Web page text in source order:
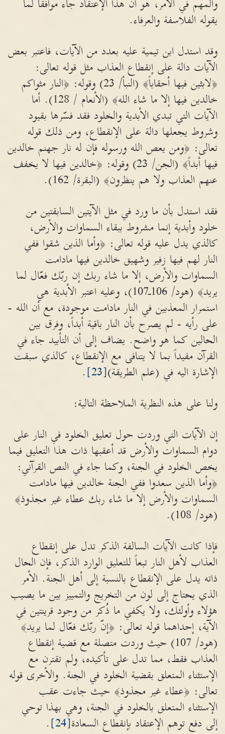
والمهم في الأمر، هو أن هذا الإعتقاد جاء موافقاً لما
يقوله الفلاسفة والعرفاء.
وقد استدل ابن تيمية عليه بعدد من الآيات، فاعتبر بعض
الآيات دالة على إنقطاع العذاب مثل قوله تعالى:
﴿لابثين فيها أحقاباً﴾ (النبأ/ 23) وقوله: ﴿النار مثواكم
خالدين فيها إلا ما شاء الله﴾ (الأنعام / 128). أما
الآيات التي تبدي الأبدية والخلود فقد فسّرها بقيود
وشروط يجعلها دالة على الإنقطاع، ومن ذلك قوله
تعالى: ﴿ومن يعص الله ورسوله فإن له نار جهنم خالدين
فيها أبداً﴾ (الجن/ 23) وقوله: ﴿خالدين فيها لا يخفف
عنهم العذاب ولا هم ينظرون﴾ (البقرة/ 162).
فقد استدل بأن ما ورد في مثل الآيتين السابقتين من
خلود وأبدية إنما مشروط ببقاء السماوات والأرض،
كالذي يدل عليه قوله تعالى: ﴿وأما الذين شقوا ففي
النار لهم فيها زفير وشهيق خالدين فيها مادامت
السماوات والأرض، إلا ما شاء ربك إن ربّك فعّال لما
يريد﴾ (هود/ 106ـ107)، وعليه اعتبر الأبدية هي
استمرار المعذبين في النار مادامت موجودة، مع أن الله -
على رأيه - لم يصرح بأن النار باقية أبداً، وفرق بين
الحالين كما هو واضح. يضاف إلى أن التأبيد جاء في
القرآن مقيداً بما لا يتنافى مع الإنقطاع، كالذي سبقت
الإشارة اليه في (علم الطريقة)[23]
.
ولنا على هذه النظرية الملاحظة التالية:
إن الآيات التي وردت حول تعليق الخلود في النار على
دوام السماوات والأرض قد أعقبها ذات هذا التعليق فيما
يخص الخلود في الجنة، وكما جاء في النص القرآني:
﴿وأما الذين سعدوا ففي الجنة خالدين فيها مادامت
السماوات والأرض إلا ما شاء ربك عطاء غير مجذوذ﴾
(هود/ 108).
فإذا كانت الآيات السالفة الذكر تدل على إنقطاع
العذاب لأهل النار تبعاً للتعليق الوارد الذكر، فإن الحال
ذاته يدل على الإنقطاع بالنسبة إلى أهل الجنة. الأمر
الذي يحتاج إلى لون من التخريج والتمييز بين ما يصيب
هؤلاء وأولئك، ولا يكفي ما ذُكر من وجود قرينتين في
الآية، إحداهما قوله تعالى: ﴿إنّ ربّك فعّال لما يريد﴾
(هود/ 107) حيث وردت متصلة مع قضية إنقطاع
العذاب فقط، مما تدل على تأكيده، ولم تقترن مع
الإستثناء المتعلق بقضية الخلود في الجنة. والأخرى قوله
تعالى: ﴿عطاء غير مجذوذ﴾ حيث جاءت عقب
الإستثناء المتعلق بالخلود في الجنة، وهي بهذا توحي
إلى دفع توهم الإعتقاد بإنقطاع السعادة[24]
.